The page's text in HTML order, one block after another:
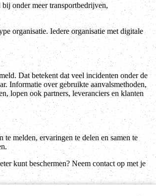
onder meer transportbedrijven,
organisatie. Iedere organisatie met digitale
Dat betekent dat veel incidenten onder de
Informatie over gebruikte aanvalsmethoden,
lopen ook partners, leveranciers en klanten
melden, ervaringen te delen en samen te
kunt beschermen? Neem contact op met je